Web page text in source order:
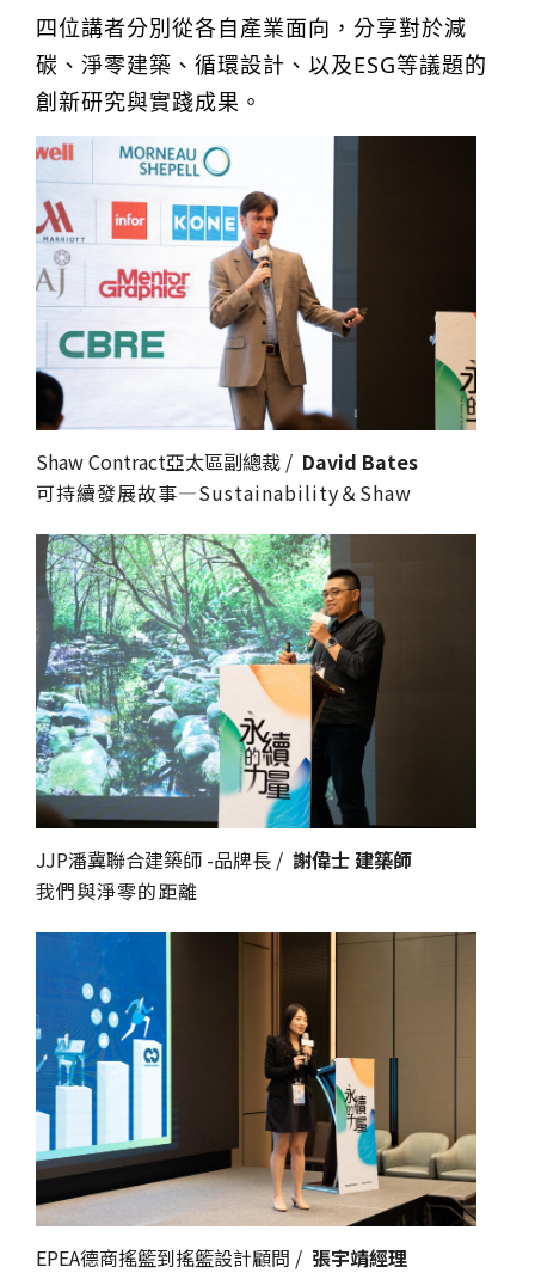
四位講者分別從各自產業面向，分享對於減
碳、淨零建築、循環設計、以及ESG等議題的
創新研究與實踐成果。
Shaw Contract亞太區副總裁 / David Bates
可持續發展故事—Sustainability＆Shaw
JJP潘冀聯合建築師 -品牌長 / 謝偉士 建築師
我們與淨零的距離
EPEA德商搖籃到搖籃設計顧問 / 張宇靖經理